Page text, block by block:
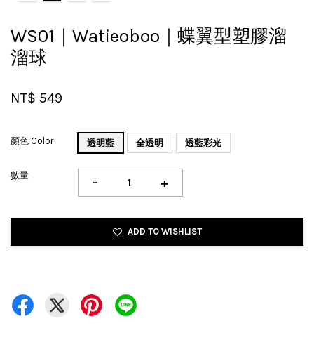
WS01｜Watieoboo｜蝶翼型塑膠溜
溜球
NT$ 549
顏色 Color 透明藍 全透明 透藍彩光
數量 - +
ADD TO WISHLIST